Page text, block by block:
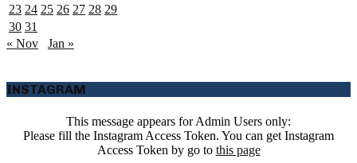
23 24 25 26 27 28 29
30 31
« Nov
Jan »
INSTAGRAM
This message appears for Admin Users only:
Please fill the Instagram Access Token. You can get Instagram
Access Token by go to this page